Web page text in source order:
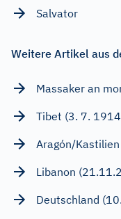
Salvator
Weitere Artikel aus
Massaker an
Tibet (3. 7.
Aragón/
Libanon
Deutschland